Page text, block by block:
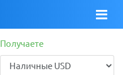
Получаете